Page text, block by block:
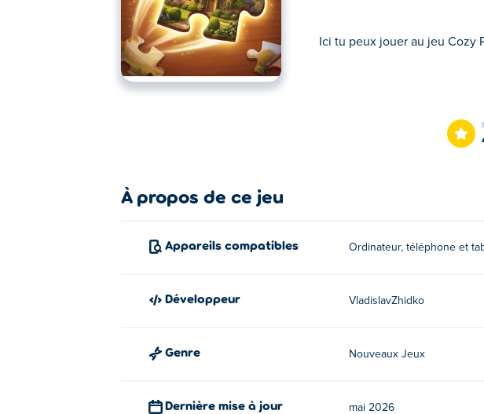
Ici tu peux jouer au jeu Cozy
Ici tu peux jouer au jeu Cozy Puzzles. Cozy Puzzles est l'un de
À propos de ce jeu
Appareils compatibles Ordinateur, téléphone et
Développeur VladislavZhidko
Genre Nouveaux Jeux
Dernière mise à jour mai 2026